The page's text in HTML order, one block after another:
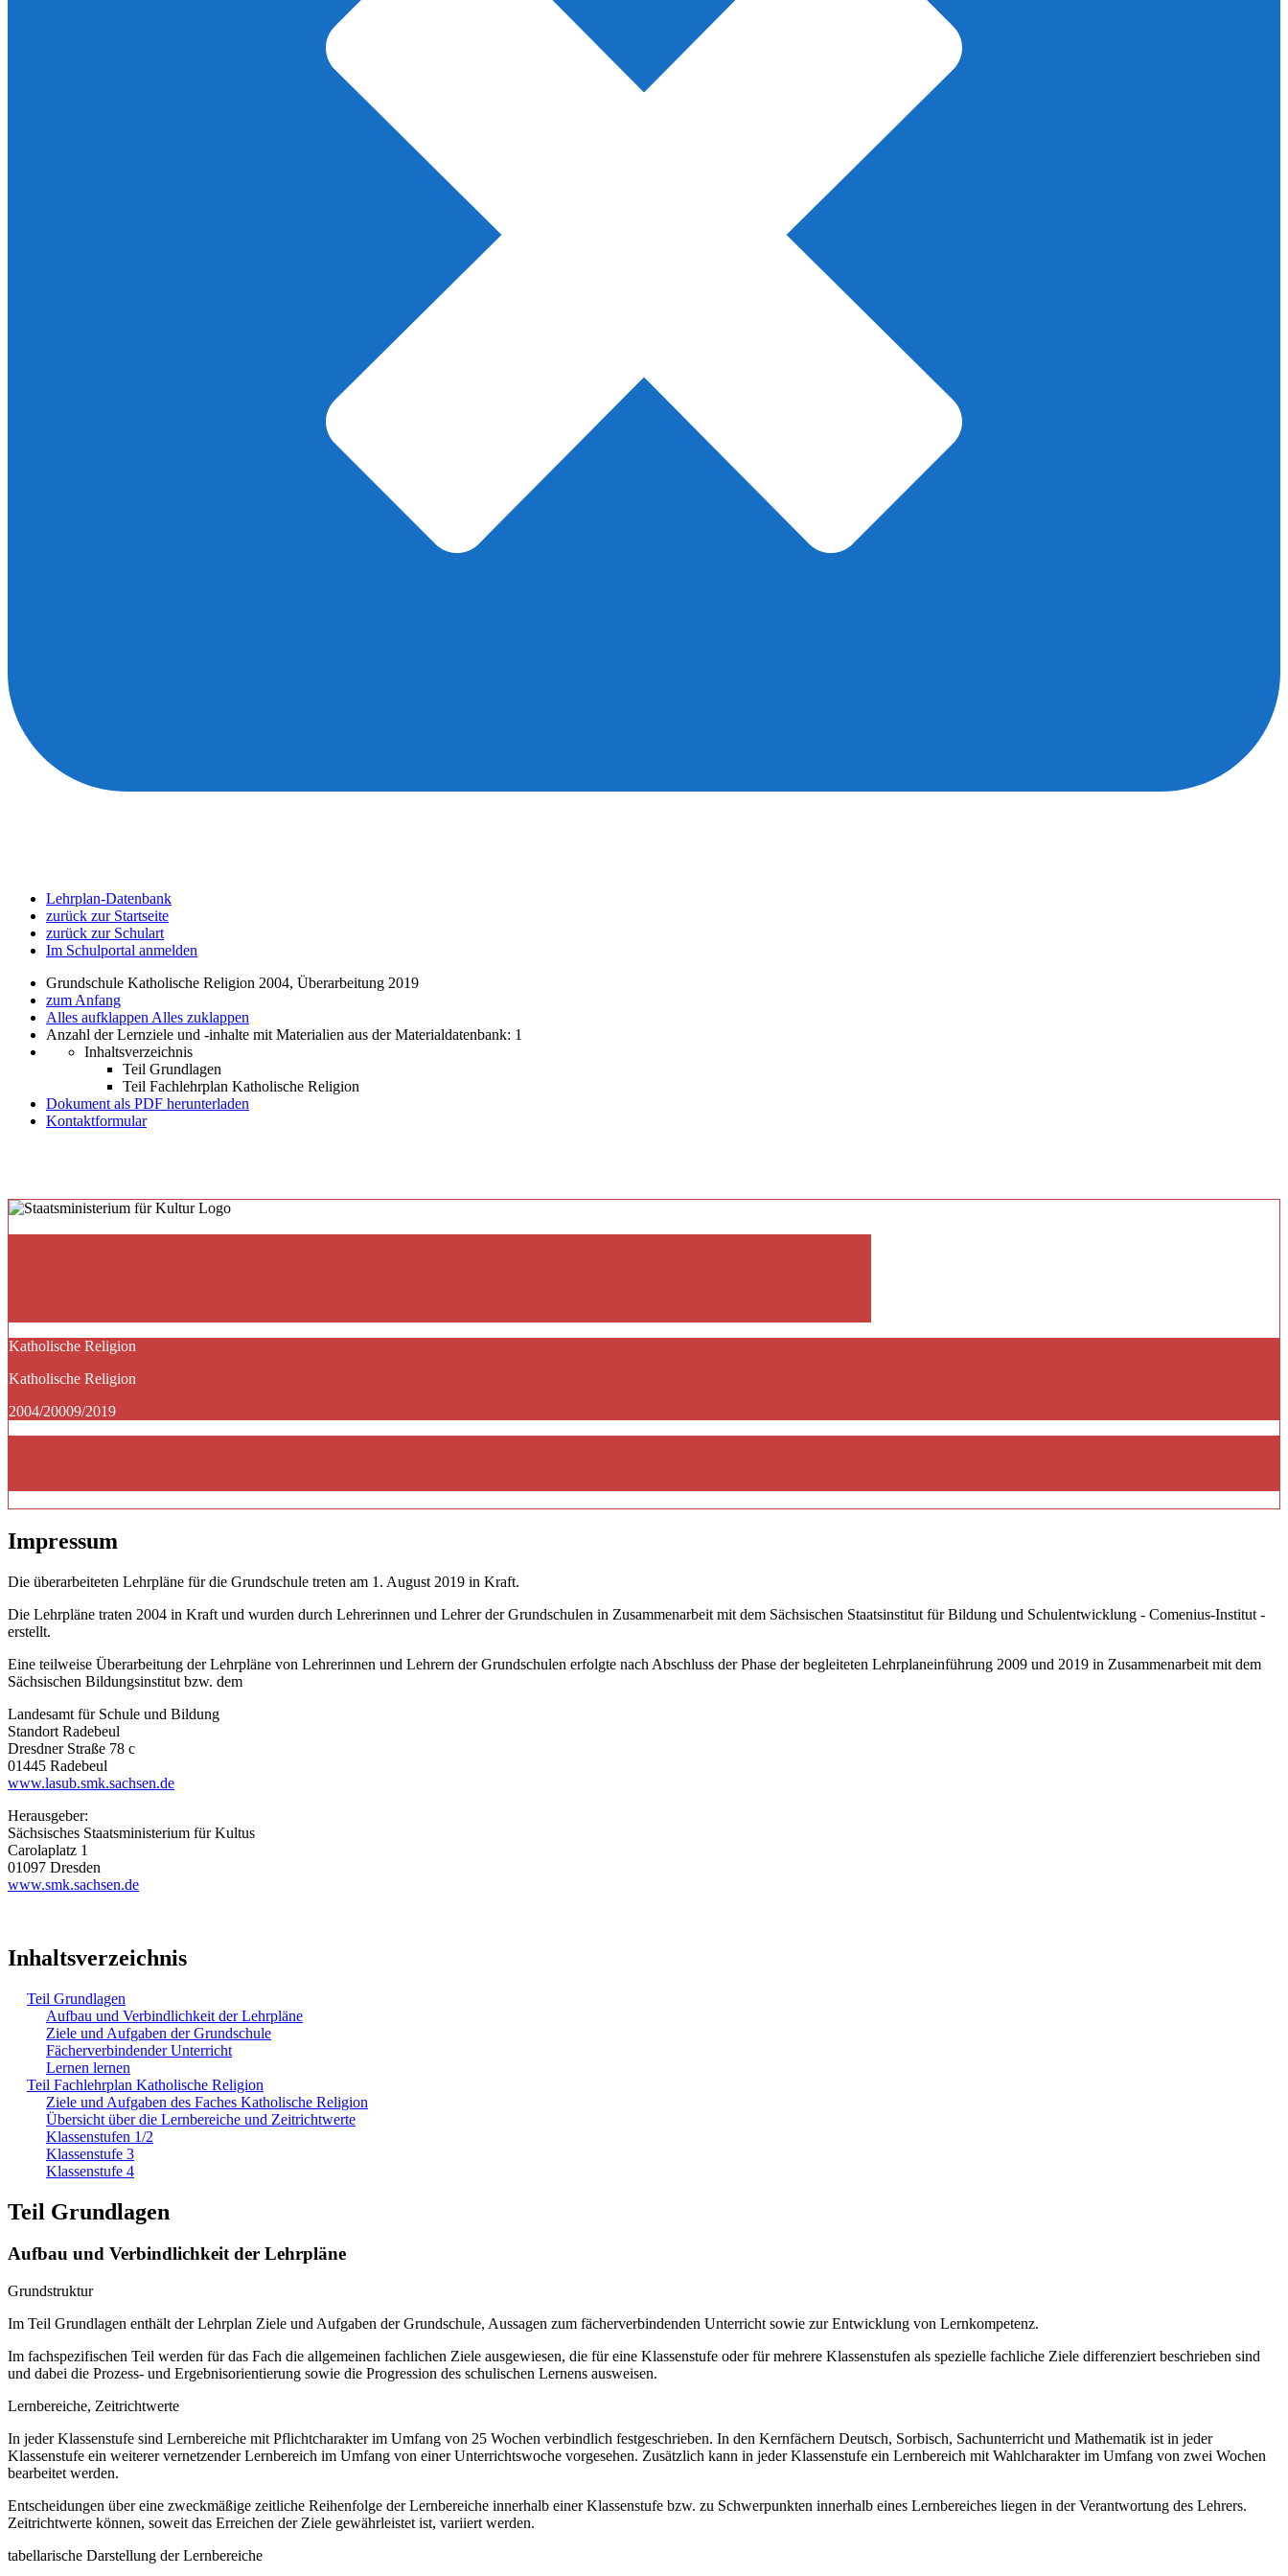
Lehrplan-Datenbank
zurück zur Startseite
zurück zur Schulart
Im Schulportal anmelden
Grundschule Katholische Religion 2004, Überarbeitung 2019
zum Anfang
Alles aufklappen Alles zuklappen
Anzahl der Lernziele und -inhalte mit Materialien aus der Materialdatenbank: 1
Inhaltsverzeichnis
Teil Grundlagen
Teil Fachlehrplan Katholische Religion
Dokument als PDF herunterladen
Kontaktformular
Katholische Religion
Katholische Religion
2004/20009/2019
Impressum
Die überarbeiteten Lehrpläne für die Grundschule treten am 1. August 2019 in Kraft.
Die Lehrpläne traten 2004 in Kraft und wurden durch Lehrerinnen und Lehrer der Grundschulen in Zusammenarbeit mit dem Sächsischen Staatsinstitut für Bildung und Schulentwicklung - Comenius-Institut -
erstellt.
Eine teilweise Überarbeitung der Lehrpläne von Lehrerinnen und Lehrern der Grundschulen erfolgte nach Abschluss der Phase der begleiteten Lehrplaneinführung 2009 und 2019 in Zusammenarbeit mit dem
Sächsischen Bildungsinstitut bzw. dem
Landesamt für Schule und Bildung
Standort Radebeul
Dresdner Straße 78 c
01445 Radebeul
www.lasub.smk.sachsen.de
Herausgeber:
Sächsisches Staatsministerium für Kultus
Carolaplatz 1
01097 Dresden
www.smk.sachsen.de
Inhaltsverzeichnis
Teil Grundlagen
Aufbau und Verbindlichkeit der Lehrpläne
Ziele und Aufgaben der Grundschule
Fächerverbindender Unterricht
Lernen lernen
Teil Fachlehrplan Katholische Religion
Ziele und Aufgaben des Faches Katholische Religion
Übersicht über die Lernbereiche und Zeitrichtwerte
Klassenstufen 1/2
Klassenstufe 3
Klassenstufe 4
Teil Grundlagen
Aufbau und Verbindlichkeit der Lehrpläne
Grundstruktur
Im Teil Grundlagen enthält der Lehrplan Ziele und Aufgaben der Grundschule, Aussagen zum fächerverbindenden Unterricht sowie zur Entwicklung von Lernkompetenz.
Im fachspezifischen Teil werden für das Fach die allgemeinen fachlichen Ziele ausgewiesen, die für eine Klassenstufe oder für mehrere Klassenstufen als spezielle fachliche Ziele differenziert beschrieben sind
und dabei die Prozess- und Ergebnisorientierung sowie die Progression des schulischen Lernens ausweisen.
Lernbereiche, Zeitrichtwerte
In jeder Klassenstufe sind Lernbereiche mit Pflichtcharakter im Umfang von 25 Wochen verbindlich festgeschrieben. In den Kernfächern Deutsch, Sorbisch, Sachunterricht und Mathematik ist in jeder
Klassenstufe ein weiterer vernetzender Lernbereich im Umfang von einer Unterrichtswoche vorgesehen. Zusätzlich kann in jeder Klassenstufe ein Lernbereich mit Wahlcharakter im Umfang von zwei Wochen
bearbeitet werden.
Entscheidungen über eine zweckmäßige zeitliche Reihenfolge der Lernbereiche innerhalb einer Klassenstufe bzw. zu Schwerpunkten innerhalb eines Lernbereiches liegen in der Verantwortung des Lehrers.
Zeitrichtwerte können, soweit das Erreichen der Ziele gewährleistet ist, variiert werden.
tabellarische Darstellung der Lernbereiche